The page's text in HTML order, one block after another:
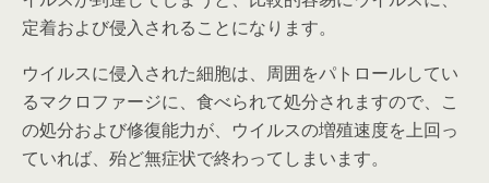
定着および侵入されることになります。
ウイルスに侵入された細胞は、周囲をパトロールしてい
るマクロファージに、食べられて処分されますので、こ
の処分および修復能力が、ウイルスの増殖速度を上回っ
ていれば、殆ど無症状で終わってしまいます。